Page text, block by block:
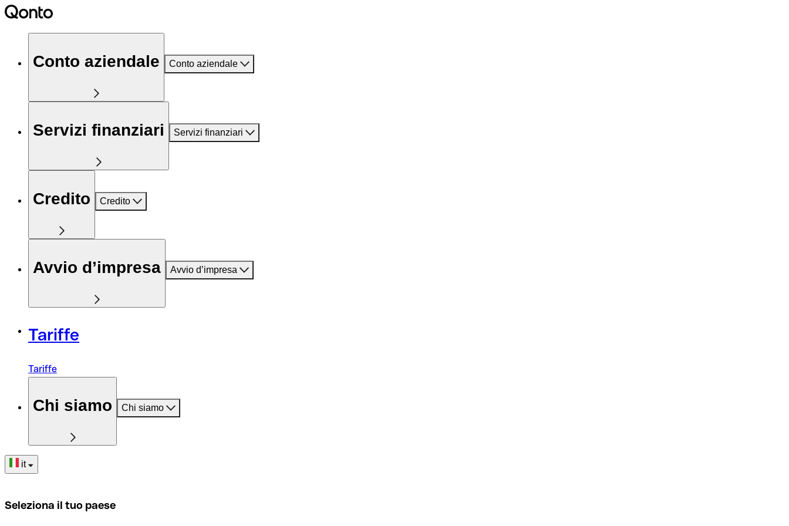
Conto aziendale Conto aziendale
Servizi finanziari Servizi finanziari
Credito Credito
Avvio d’impresa Avvio d’impresa
Tariffe
Tariffe
Chi siamo Chi siamo
it
Seleziona il tuo paese